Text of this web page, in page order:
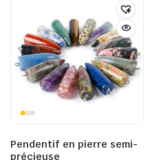
Pendentif en pierre semi-
précieuse